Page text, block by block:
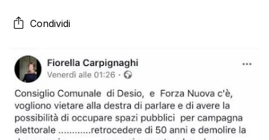
collegio uninominale di Monza e Brianza con Forza
Nuova. “Spero vivamente che alcune consigliere
Condividi